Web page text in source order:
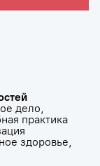
дело,
практика
здоровье,